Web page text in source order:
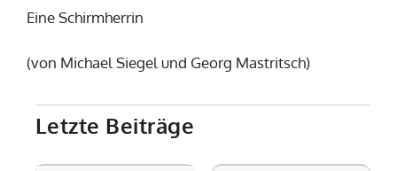
Eine Schirmherrin
(von Michael Siegel und Georg Mastritsch)
Letzte Beiträge